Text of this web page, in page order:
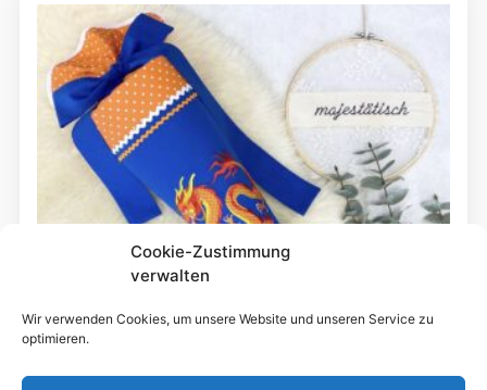
Cookie-Zustimmung
verwalten
Wir verwenden Cookies, um unsere Website und unseren Service zu
optimieren.